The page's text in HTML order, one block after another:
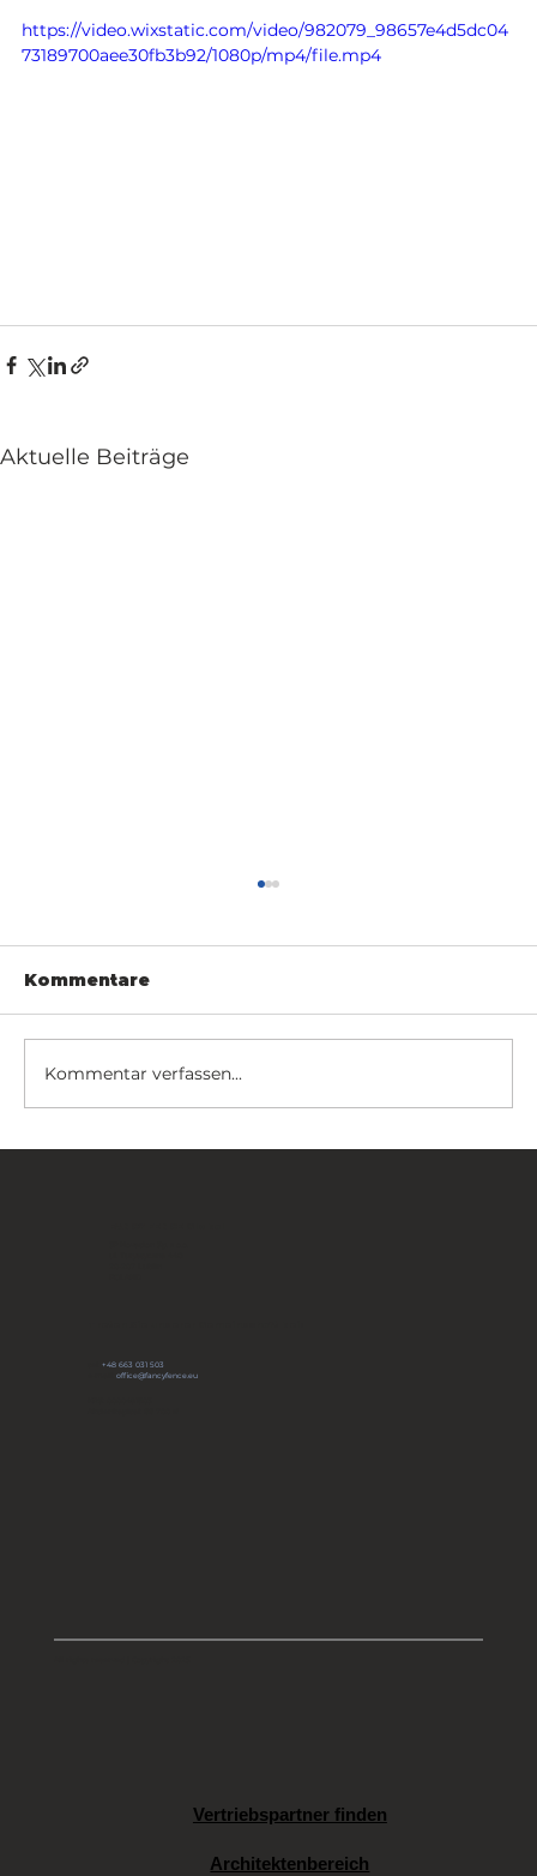
https://video.wixstatic.com/video/982079_98657e4d5dc04
73189700aee30fb3b92/1080p/mp4/file.mp4
Aktuelle Beiträge
Kommentare
Kommentar verfassen...
tel:+48 663 031 503
e-mail:office@fancyfence.eu
Vertriebspartner finden
Architektenbereich